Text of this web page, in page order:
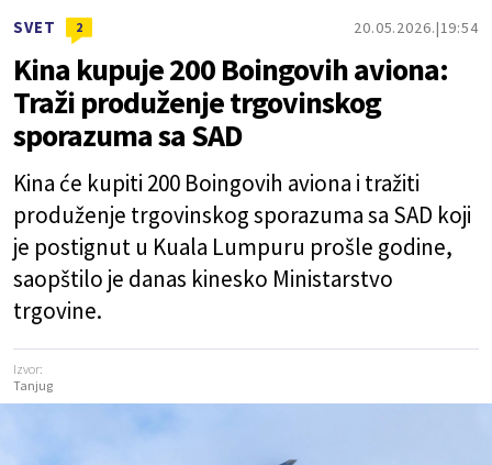
SVET 2 20.05.2026. 19:54
Kina kupuje 200 Boingovih aviona:
Traži produženje trgovinskog
sporazuma sa SAD
Kina će kupiti 200 Boingovih aviona i tražiti
produženje trgovinskog sporazuma sa SAD koji
je postignut u Kuala Lumpuru prošle godine,
saopštilo je danas kinesko Ministarstvo
trgovine.
Izvor:
Tanjug